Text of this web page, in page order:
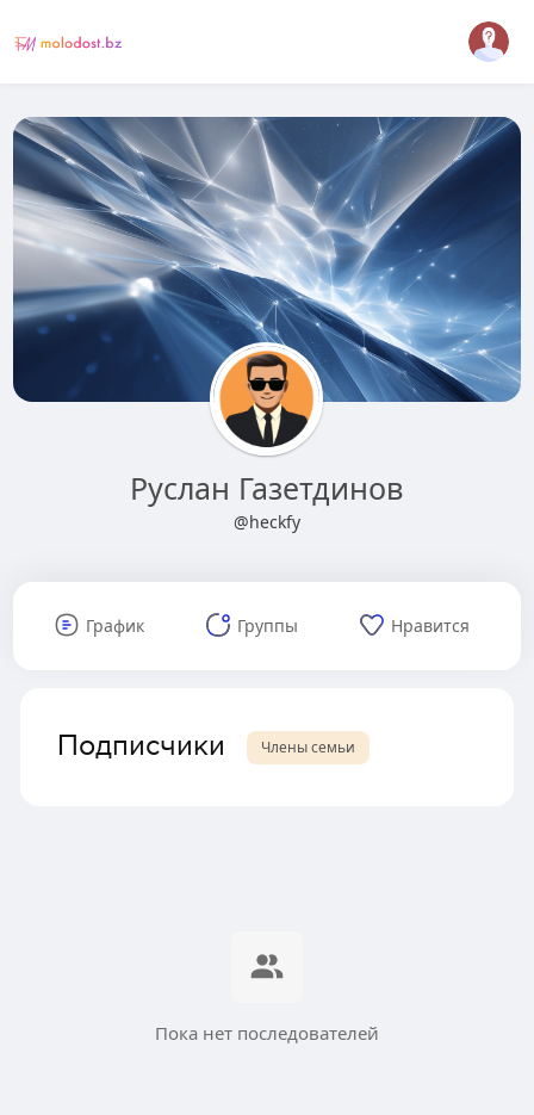
Руслан Газетдинов
@heckfy
График Группы Нравится
Подписчики Члены семьи
Пока нет последователей